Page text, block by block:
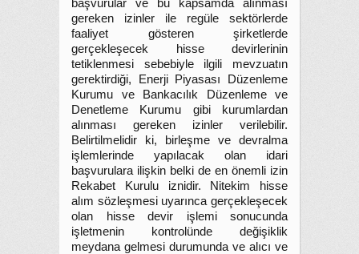
başvurular ve bu kapsamda alınması
gereken izinler ile regüle sektörlerde
faaliyet gösteren şirketlerde
gerçekleşecek hisse devirlerinin
tetiklenmesi sebebiyle ilgili mevzuatın
gerektirdiği, Enerji Piyasası Düzenleme
Kurumu ve Bankacılık Düzenleme ve
Denetleme Kurumu gibi kurumlardan
alınması gereken izinler verilebilir.
Belirtilmelidir ki, birleşme ve devralma
işlemlerinde yapılacak olan idari
başvurulara ilişkin belki de en önemli izin
Rekabet Kurulu iznidir. Nitekim hisse
alım sözleşmesi uyarınca gerçekleşecek
olan hisse devir işlemi sonucunda
işletmenin kontrolünde değişiklik
meydana gelmesi durumunda ve alıcı ve